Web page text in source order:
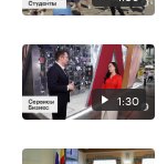
1:30